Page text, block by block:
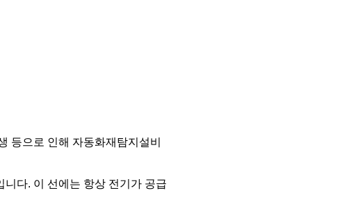
등으로 인해 자동화재탐지설비
다. 이 선에는 항상 전기가 공급